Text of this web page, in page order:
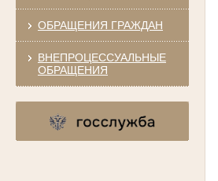
ОБРАЩЕНИЯ ГРАЖДАН
ВНЕПРОЦЕССУАЛЬНЫЕ
ОБРАЩЕНИЯ